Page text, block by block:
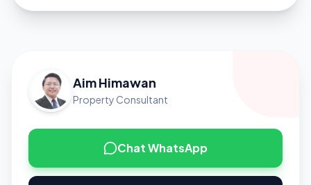
Aim Himawan
Property Consultant
Chat WhatsApp